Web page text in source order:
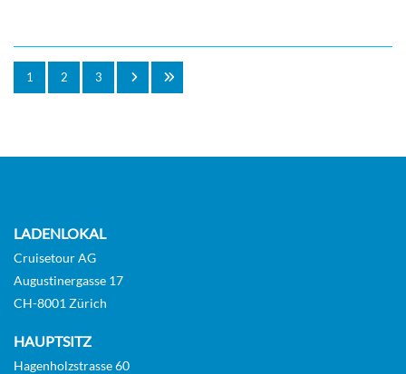
1 2 3
LADENLOKAL
Cruisetour AG
Augustinergasse 17
CH-8001 Zürich
HAUPTSITZ
Hagenholzstrasse 60